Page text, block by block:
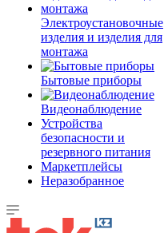
Электроустановочные
изделия и изделия для
монтажа
Бытовые приборы
Видеонаблюдение
Устройства
безопасности и
резервного питания
Маркетплейсы
Неразобранное